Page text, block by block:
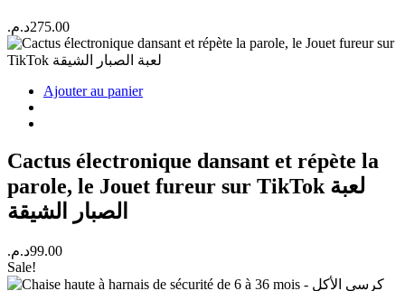
275.00د.م.
Ajouter au panier
Cactus électronique dansant et répète la
parole, le Jouet fureur sur TikTok لعبة
الصبار الشيقة
99.00د.م.
Sale!